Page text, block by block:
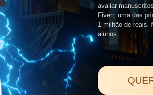
avaliar
Fiverr, uma das
1 milhão de reais.
alunos.